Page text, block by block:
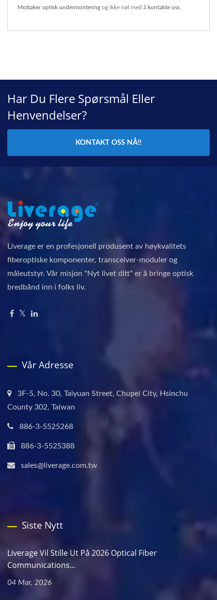
Mottaker optisk undermontering og ikke nøl med å kontakte oss
Har Du Flere Spørsmål Eller
Henvendelser?
KONTAKT OSS NÅ!!
Liverage er en profesjonell produsent av høykvalitets
fiberoptiske komponenter, transceiver-moduler og
måleutstyr. Vår misjon "Nyt livet ditt" er å bringe optisk
bredbånd inn i folks liv.
Vår Adresse
3F-5, No. 30, Taiyuan Street, Chupei City, Hsinchu
County 302, Taiwan
886-3-5525268
886-3-5525388
sales@liverage.com.tw
Siste Nytt
Liverage Vil Stille Ut På 2026 Optical Fiber
Communications...
04 Mar, 2026